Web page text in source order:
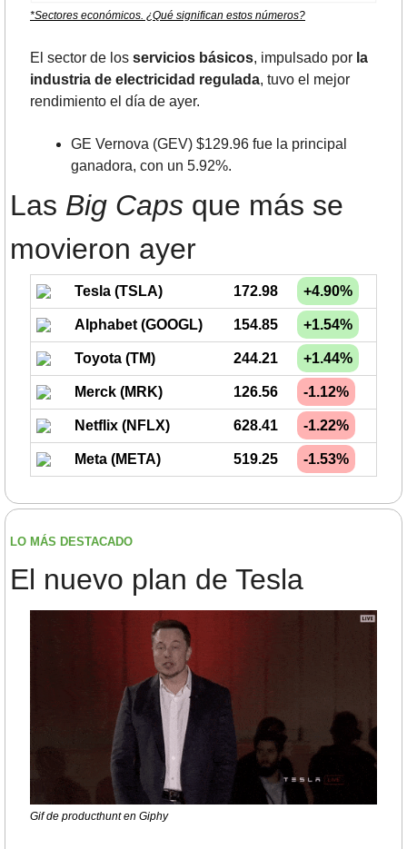
*Sectores económicos. ¿Qué significan estos números?
El sector de los servicios básicos, impulsado por la
industria de electricidad regulada, tuvo el mejor
rendimiento el día de ayer.
GE Vernova (GEV) $129.96 fue la principal
ganadora, con un 5.92%.
Las Big Caps que más se
movieron ayer
Tesla (TSLA) 172.98 +4.90%
Alphabet (GOOGL) 154.85 +1.54%
Toyota (TM) 244.21 +1.44%
Merck (MRK) 126.56 -1.12%
Netflix (NFLX) 628.41 -1.22%
Meta (META) 519.25 -1.53%
LO MÁS DESTACADO
El nuevo plan de Tesla
Gif de producthunt en Giphy